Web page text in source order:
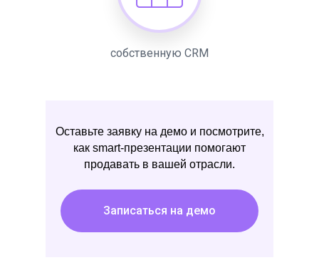
собственную CRM
Записаться на демо
Оставьте заявку на демо и посмотрите,
как smart-презентации помогают
продавать в вашей отрасли.